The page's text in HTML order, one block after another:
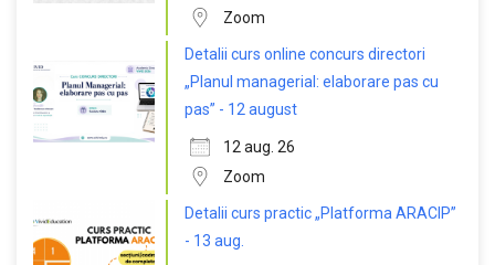
Zoom
Detalii curs online concurs directori
„Planul managerial: elaborare pas cu
pas” - 12 august
12 aug. 26
Zoom
Detalii curs practic „Platforma ARACIP”
- 13 aug.